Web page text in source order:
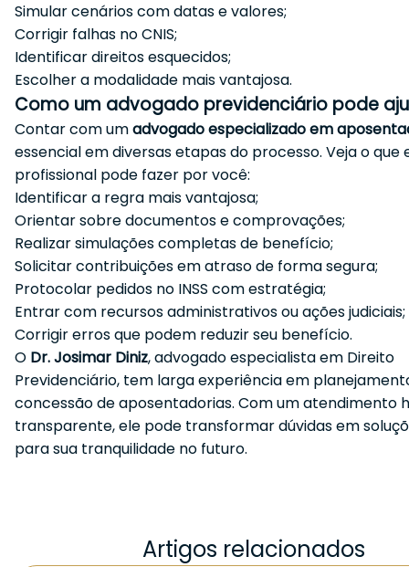
Simular cenários com datas e valores;
Corrigir falhas no CNIS;
Identificar direitos esquecidos;
Escolher a modalidade mais vantajosa.
Como um advogado previdenciário pode
Contar com umadvogado especializado em
essencial em diversas etapas do processo. Veja o que
profissional pode fazer por você:
Identificar a regra mais vantajosa;
Orientar sobre documentos e comprovações;
Realizar simulações completas de benefício;
Solicitar contribuições em atraso de forma segura;
Protocolar pedidos no INSS com estratégia;
Entrar com recursos administrativos ou ações judiciais;
Corrigir erros que podem reduzir seu benefício.
O Dr. Josimar Diniz, advogado especialista em Direito
Previdenciário, tem larga experiência em
concessão de aposentadorias. Com um atendimento
transparente, ele pode transformar dúvidas em
para sua tranquilidade no futuro.
Artigos relacionados